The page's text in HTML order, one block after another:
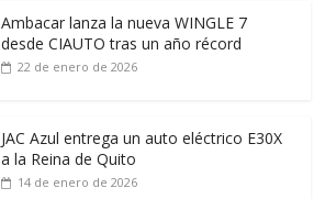
Ambacar lanza la nueva WINGLE 7
desde CIAUTO tras un año récord
22 de enero de 2026
JAC Azul entrega un auto eléctrico E30X
a la Reina de Quito
14 de enero de 2026